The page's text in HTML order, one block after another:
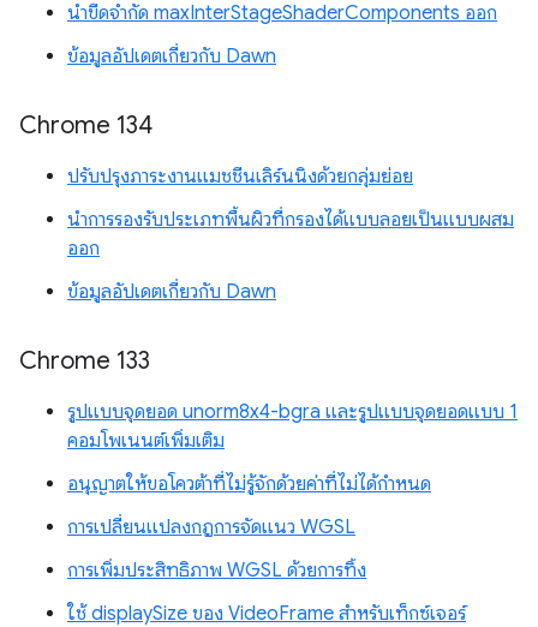
นำขีดจำกัด maxInterStageShaderComponents ออก
ข้อมูลอัปเดตเกี่ยวกับ Dawn
Chrome 134
ปรับปรุงภาระงานแมชชีนเลิร์นนิงด้วยกลุ่มย่อย
นำการรองรับประเภทพื้นผิวที่กรองได้แบบลอยเป็นแบบผสม
ออก
ข้อมูลอัปเดตเกี่ยวกับ Dawn
Chrome 133
รูปแบบจุดยอด unorm8x4-bgra และรูปแบบจุดยอดแบบ 1
คอมโพเนนต์เพิ่มเติม
อนุญาตให้ขอโควต้าที่ไม่รู้จักด้วยค่าที่ไม่ได้กำหนด
การเปลี่ยนแปลงกฎการจัดแนว WGSL
การเพิ่มประสิทธิภาพ WGSL ด้วยการทิ้ง
ใช้ displaySize ของ VideoFrame สำหรับเท็กซ์เจอร์